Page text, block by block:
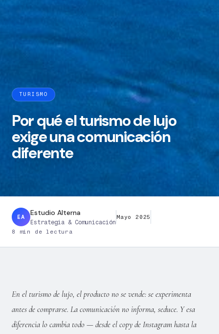
TURISMO
Por qué el turismo de lujo
exige una comunicación
diferente
EA Estudio Alterna
Estrategia & Comunicación
Mayo 2025
8 min de lectura
En el turismo de lujo, el producto no se vende: se experimenta
antes de comprarse. La comunicación no informa, seduce. Y esa
diferencia lo cambia todo — desde el copy de Instagram hasta la